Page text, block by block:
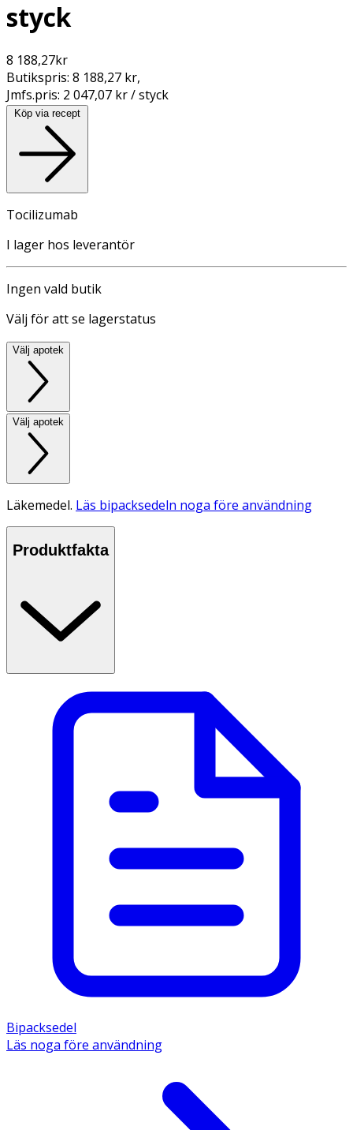
styck
8 188,27kr
Butikspris: 8 188,27 kr,
Jmfs.pris: 2 047,07 kr / styck
Köp via recept
Tocilizumab
I lager hos leverantör
Ingen vald butik
Välj för att se lagerstatus
Välj apotek
Välj apotek
Läkemedel. Läs bipacksedeln noga före användning
Produktfakta
Bipacksedel
Läs noga före användning